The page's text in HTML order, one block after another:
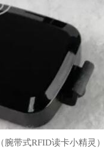
（腕带式RFID读卡小精灵）